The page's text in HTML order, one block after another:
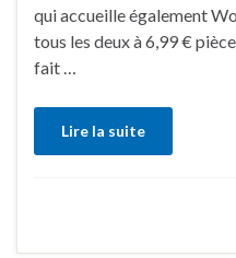
qui accueille également
tous les deux à 6,99 €
fait …
Lire la suite